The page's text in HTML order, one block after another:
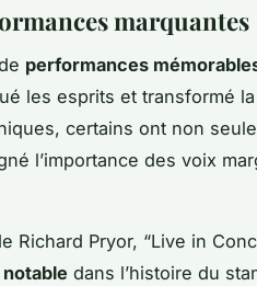
marquantes
performances
les esprits et transformé
certains ont non
l’importance des voix
Richard Pryor, “Live in
dans l’histoire du